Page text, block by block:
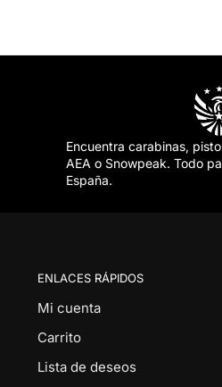
Encuentra carabinas,
AEA o Snowpeak. Todo
España.
ENLACES RÁPIDOS
Mi cuenta
Carrito
Lista de deseos